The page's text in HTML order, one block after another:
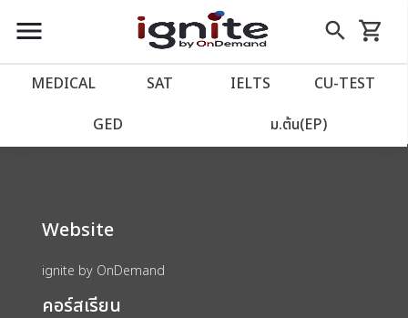
close
account_balance หน้าแรก
เว็บไซต์อิกไนท์
import_contacts วางแผนการเรียน
account_circle เข้าสู่ระบบ
menu search
Skip
to
shopping_cart
รถเข็น
MEDICAL SAT IELTS CU‑TEST
GED ม.ต้น(EP)
We could not find anything for 80001172
Website
ignite by OnDemand
คอร์สเรียน